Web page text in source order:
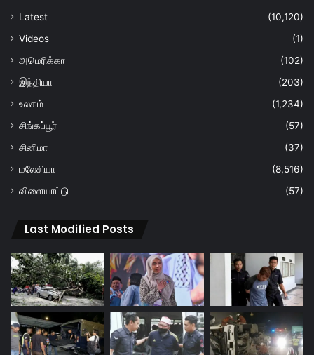
Latest
(10,120)
Videos
(1)
அமெரிக்கா
(102)
இந்தியா
(203)
உலகம்
(1,234)
சிங்கப்பூர்
(57)
சினிமா
(37)
மலேசியா
(8,516)
விளையாட்டு
(57)
Last Modified Posts